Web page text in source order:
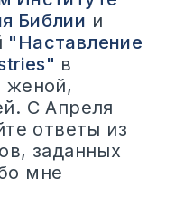
Библии и
"Наставление
в
женой,
С Апреля
ответы из
заданных
мне